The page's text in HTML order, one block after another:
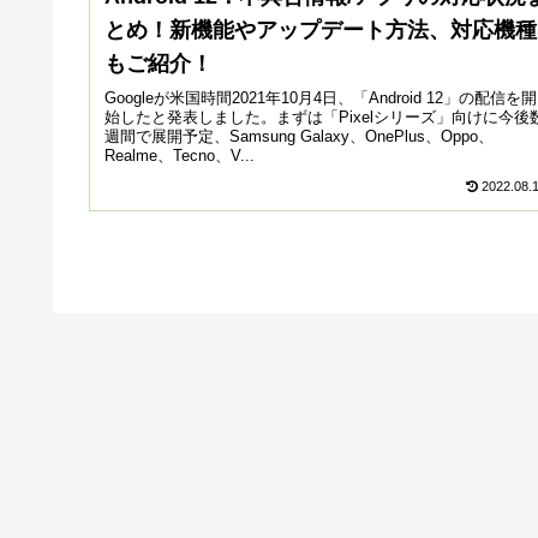
とめ！新機能やアップデート方法、対応機種
もご紹介！
Googleが米国時間2021年10月4日、「Android 12」の配信を開
始したと発表しました。まずは「Pixelシリーズ」向けに今後
週間で展開予定、Samsung Galaxy、OnePlus、Oppo、
Realme、Tecno、V...